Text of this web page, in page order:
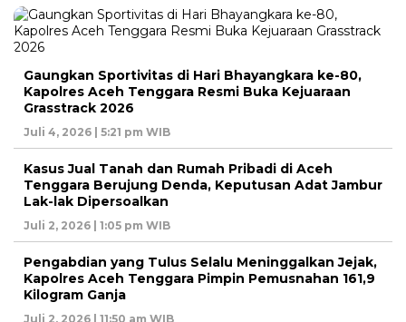
Gaungkan Sportivitas di Hari Bhayangkara ke-80,
Kapolres Aceh Tenggara Resmi Buka Kejuaraan
Grasstrack 2026
Juli 4, 2026 | 5:21 pm WIB
Kasus Jual Tanah dan Rumah Pribadi di Aceh
Tenggara Berujung Denda, Keputusan Adat Jambur
Lak-lak Dipersoalkan
Juli 2, 2026 | 1:05 pm WIB
Pengabdian yang Tulus Selalu Meninggalkan Jejak,
Kapolres Aceh Tenggara Pimpin Pemusnahan 161,9
Kilogram Ganja
Juli 2, 2026 | 11:50 am WIB